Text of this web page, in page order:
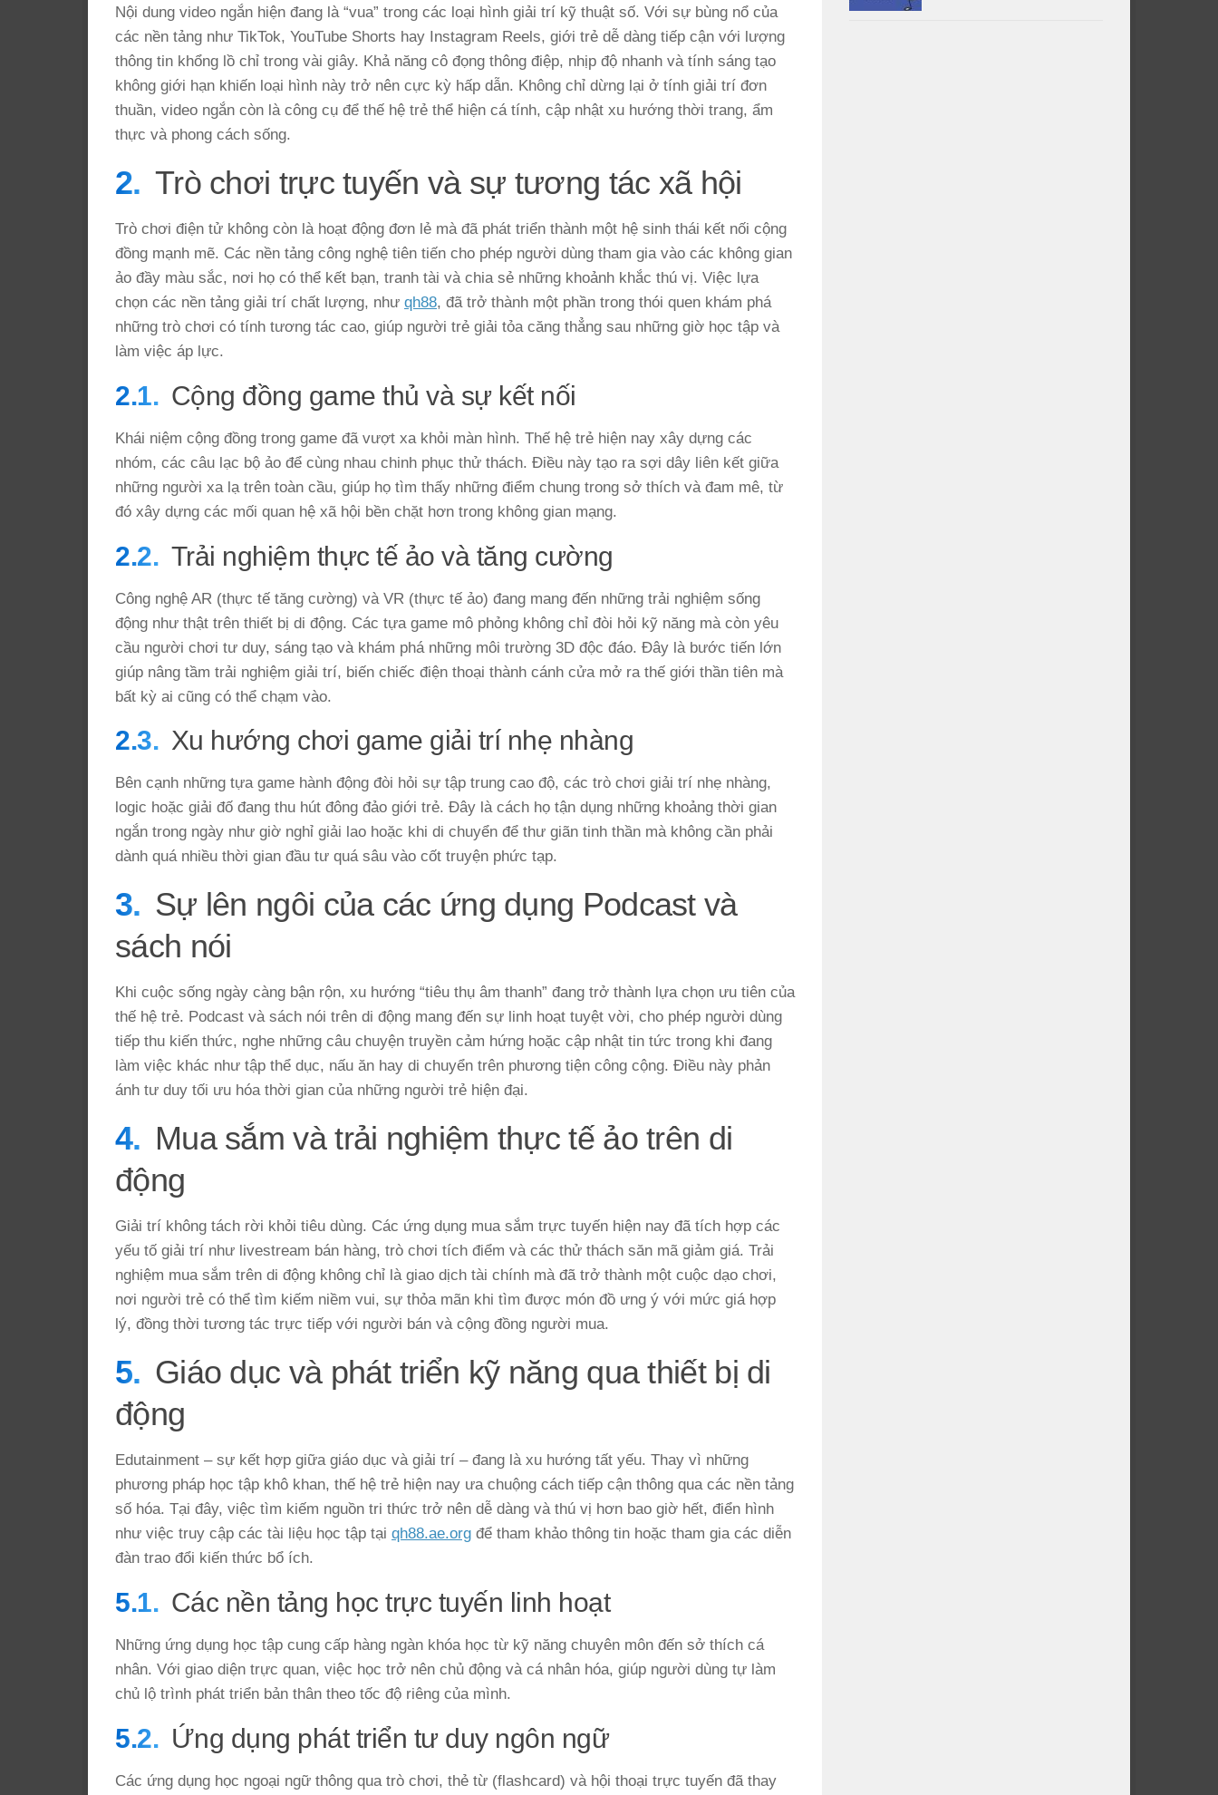
Nội dung video ngắn hiện đang là “vua” trong các loại hình giải trí kỹ thuật số. Với sự bùng nổ của
các nền tảng như TikTok, YouTube Shorts hay Instagram Reels, giới trẻ dễ dàng tiếp cận với lượng
thông tin khổng lồ chỉ trong vài giây. Khả năng cô đọng thông điệp, nhịp độ nhanh và tính sáng tạo
không giới hạn khiến loại hình này trở nên cực kỳ hấp dẫn. Không chỉ dừng lại ở tính giải trí đơn
thuần, video ngắn còn là công cụ để thế hệ trẻ thể hiện cá tính, cập nhật xu hướng thời trang, ẩm
thực và phong cách sống.
Trò chơi trực tuyến và sự tương tác xã hội
Trò chơi điện tử không còn là hoạt động đơn lẻ mà đã phát triển thành một hệ sinh thái kết nối cộng
đồng mạnh mẽ. Các nền tảng công nghệ tiên tiến cho phép người dùng tham gia vào các không gian
ảo đầy màu sắc, nơi họ có thể kết bạn, tranh tài và chia sẻ những khoảnh khắc thú vị. Việc lựa
chọn các nền tảng giải trí chất lượng, như qh88, đã trở thành một phần trong thói quen khám phá
những trò chơi có tính tương tác cao, giúp người trẻ giải tỏa căng thẳng sau những giờ học tập và
làm việc áp lực.
Cộng đồng game thủ và sự kết nối
Khái niệm cộng đồng trong game đã vượt xa khỏi màn hình. Thế hệ trẻ hiện nay xây dựng các
nhóm, các câu lạc bộ ảo để cùng nhau chinh phục thử thách. Điều này tạo ra sợi dây liên kết giữa
những người xa lạ trên toàn cầu, giúp họ tìm thấy những điểm chung trong sở thích và đam mê, từ
đó xây dựng các mối quan hệ xã hội bền chặt hơn trong không gian mạng.
Trải nghiệm thực tế ảo và tăng cường
Công nghệ AR (thực tế tăng cường) và VR (thực tế ảo) đang mang đến những trải nghiệm sống
động như thật trên thiết bị di động. Các tựa game mô phỏng không chỉ đòi hỏi kỹ năng mà còn yêu
cầu người chơi tư duy, sáng tạo và khám phá những môi trường 3D độc đáo. Đây là bước tiến lớn
giúp nâng tầm trải nghiệm giải trí, biến chiếc điện thoại thành cánh cửa mở ra thế giới thần tiên mà
bất kỳ ai cũng có thể chạm vào.
Xu hướng chơi game giải trí nhẹ nhàng
Bên cạnh những tựa game hành động đòi hỏi sự tập trung cao độ, các trò chơi giải trí nhẹ nhàng,
logic hoặc giải đố đang thu hút đông đảo giới trẻ. Đây là cách họ tận dụng những khoảng thời gian
ngắn trong ngày như giờ nghỉ giải lao hoặc khi di chuyển để thư giãn tinh thần mà không cần phải
dành quá nhiều thời gian đầu tư quá sâu vào cốt truyện phức tạp.
Sự lên ngôi của các ứng dụng Podcast và
sách nói
Khi cuộc sống ngày càng bận rộn, xu hướng “tiêu thụ âm thanh” đang trở thành lựa chọn ưu tiên của
thế hệ trẻ. Podcast và sách nói trên di động mang đến sự linh hoạt tuyệt vời, cho phép người dùng
tiếp thu kiến thức, nghe những câu chuyện truyền cảm hứng hoặc cập nhật tin tức trong khi đang
làm việc khác như tập thể dục, nấu ăn hay di chuyển trên phương tiện công cộng. Điều này phản
ánh tư duy tối ưu hóa thời gian của những người trẻ hiện đại.
Mua sắm và trải nghiệm thực tế ảo trên di
động
Giải trí không tách rời khỏi tiêu dùng. Các ứng dụng mua sắm trực tuyến hiện nay đã tích hợp các
yếu tố giải trí như livestream bán hàng, trò chơi tích điểm và các thử thách săn mã giảm giá. Trải
nghiệm mua sắm trên di động không chỉ là giao dịch tài chính mà đã trở thành một cuộc dạo chơi,
nơi người trẻ có thể tìm kiếm niềm vui, sự thỏa mãn khi tìm được món đồ ưng ý với mức giá hợp
lý, đồng thời tương tác trực tiếp với người bán và cộng đồng người mua.
Giáo dục và phát triển kỹ năng qua thiết bị di
động
Edutainment – sự kết hợp giữa giáo dục và giải trí – đang là xu hướng tất yếu. Thay vì những
phương pháp học tập khô khan, thế hệ trẻ hiện nay ưa chuộng cách tiếp cận thông qua các nền tảng
số hóa. Tại đây, việc tìm kiếm nguồn tri thức trở nên dễ dàng và thú vị hơn bao giờ hết, điển hình
như việc truy cập các tài liệu học tập tại qh88.ae.org để tham khảo thông tin hoặc tham gia các diễn
đàn trao đổi kiến thức bổ ích.
Các nền tảng học trực tuyến linh hoạt
Những ứng dụng học tập cung cấp hàng ngàn khóa học từ kỹ năng chuyên môn đến sở thích cá
nhân. Với giao diện trực quan, việc học trở nên chủ động và cá nhân hóa, giúp người dùng tự làm
chủ lộ trình phát triển bản thân theo tốc độ riêng của mình.
Ứng dụng phát triển tư duy ngôn ngữ
Các ứng dụng học ngoại ngữ thông qua trò chơi, thẻ từ (flashcard) và hội thoại trực tuyến đã thay